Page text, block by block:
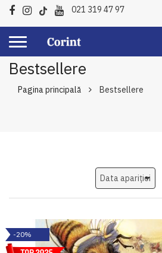
021 319 47 97
Bestsellere
Pagina principală Bestsellere
-20%